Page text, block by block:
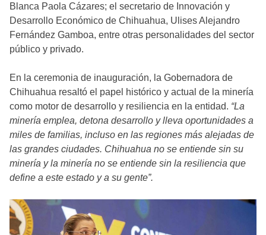
Blanca Paola Cázares; el secretario de Innovación y
Desarrollo Económico de Chihuahua, Ulises Alejandro
Fernández Gamboa, entre otras personalidades del sector
público y privado.
En la ceremonia de inauguración, la Gobernadora de
Chihuahua resaltó el papel histórico y actual de la minería
como motor de desarrollo y resiliencia en la entidad. “La
minería emplea, detona desarrollo y lleva oportunidades a
miles de familias, incluso en las regiones más alejadas de
las grandes ciudades. Chihuahua no se entiende sin su
minería y la minería no se entiende sin la resiliencia que
define a este estado y a su gente”.